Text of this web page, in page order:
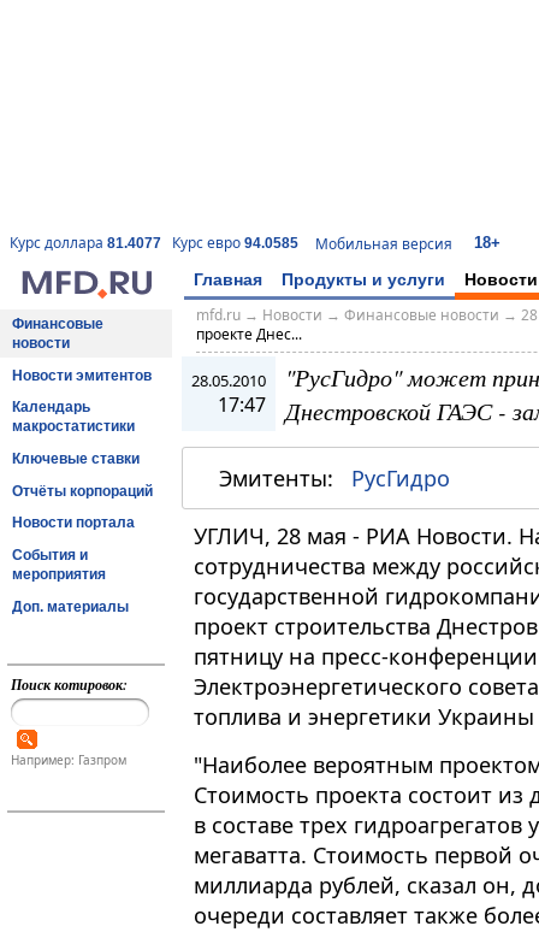
Курс доллара 81.4077 Курс евро 94.0585 Мобильная версия 18+
Главная Продукты и услуги Новости
Финансовые
новости
Новости эмитентов
Календарь
макростатистики
Ключевые ставки
Отчёты корпораций
Новости портала
События и
мероприятия
Доп. материалы
Поиск котировок:
Например: Газпром
mfd.ru→ Новости → Финансовые новости →
проекте Днес...
28.05.2010
17:47
"РусГидро" может
Днестровской ГАЭС -
Эмитенты: РусГидро
УГЛИЧ, 28 мая - РИА Новости.
сотрудничества между
государственной
проект строительства
пятницу на пресс-
Электроэнергетического
топлива и энергетики
"Наиболее вероятным
Стоимость проекта состоит из
в составе трех
мегаватта. Стоимость первой
миллиарда рублей, сказал он,
очереди составляет также